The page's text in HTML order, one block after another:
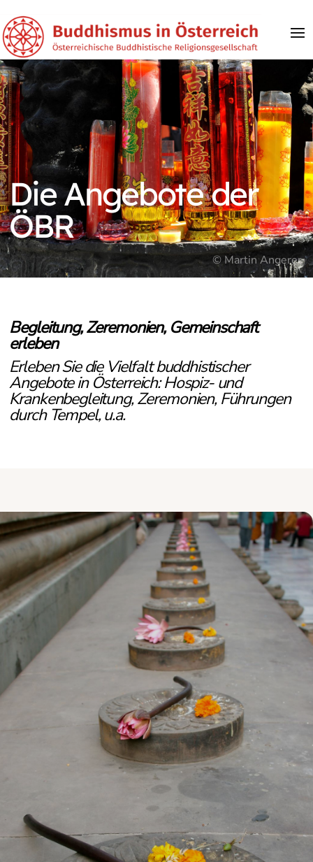
Die Angebote der
ÖBR
© Martin Angerer
Begleitung, Zeremonien, Gemeinschaft
erleben
Erleben Sie die Vielfalt buddhistischer
Angebote in Österreich: Hospiz- und
Krankenbegleitung, Zeremonien, Führungen
durch Tempel, u.a.